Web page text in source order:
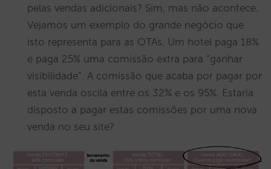
pelas vendas adicionais? Sim, mas não acontece.
Vejamos um exemplo do grande negócio que
isto representa para as OTAs. Um hotel paga 18%
e paga 25% uma comissão extra para “ganhar
visibilidade”. A comissão que acaba por pagar por
esta venda oscila entre os 32% e os 95%. Estaria
disposto a pagar estas comissões por uma nova
venda no seu site?